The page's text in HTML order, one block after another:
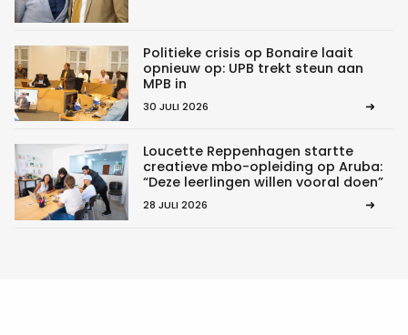
Politieke crisis op Bonaire laait
opnieuw op: UPB trekt steun aan
MPB in
30 JULI 2026
Loucette Reppenhagen startte
creatieve mbo-opleiding op Aruba:
“Deze leerlingen willen vooral doen”
28 JULI 2026